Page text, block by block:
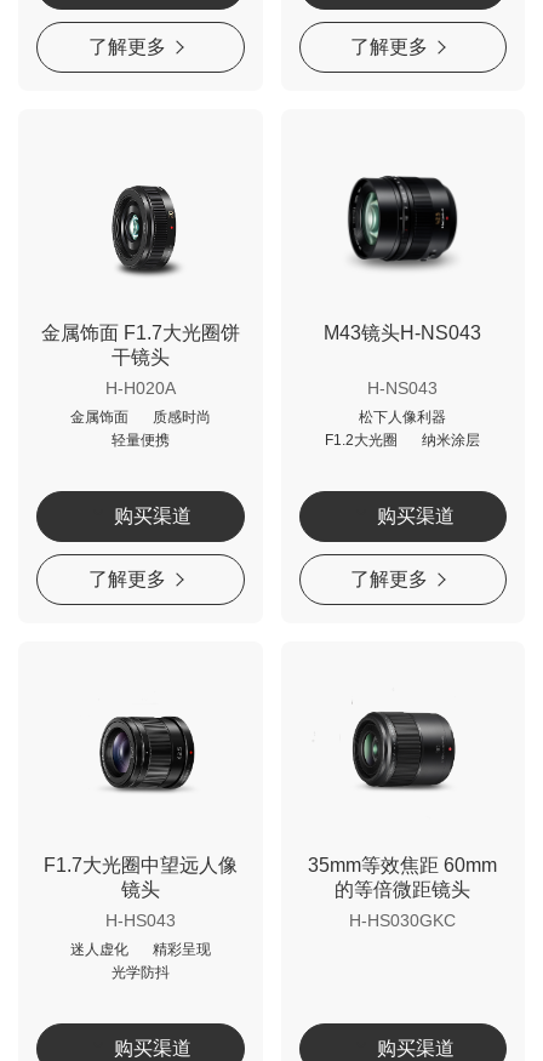
了解更多 了解更多
金属饰面 F1.7大光圈饼
干镜头
H-H020A
金属饰面
质感时尚
轻量便携
购买渠道
了解更多
M43镜头H-NS043
H-NS043
松下人像利器
F1.2大光圈
纳米涂层
购买渠道
了解更多
F1.7大光圈中望远人像
镜头
H-HS043
迷人虚化
精彩呈现
光学防抖
购买渠道
35mm等效焦距 60mm
的等倍微距镜头
H-HS030GKC
购买渠道